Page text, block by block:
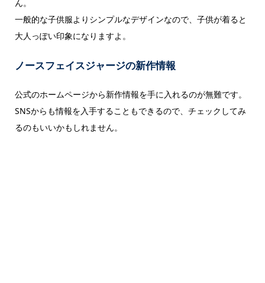
ん。
一般的な子供服よりシンプルなデザインなので、子供が着ると
大人っぽい印象になりますよ。
ノースフェイスジャージの新作情報
公式のホームページから新作情報を手に入れるのが無難です。
SNSからも情報を入手することもできるので、チェックしてみ
るのもいいかもしれません。